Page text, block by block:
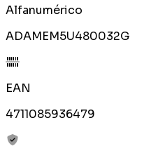
Alfanumérico
ADAMEM5U480032G
EAN
4711085936479